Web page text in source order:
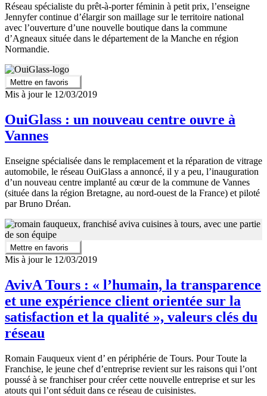
Réseau spécialiste du prêt-à-porter féminin à petit prix, l’enseigne
Jennyfer continue d’élargir son maillage sur le territoire national
avec l’ouverture d’une nouvelle boutique dans la commune
d’Agneaux située dans le département de la Manche en région
Normandie.
Mettre en favoris
Mis à jour le 12/03/2019
OuiGlass : un nouveau centre ouvre à
Vannes
Enseigne spécialisée dans le remplacement et la réparation de vitrage
automobile, le réseau OuiGlass a annoncé, il y a peu, l’inauguration
d’un nouveau centre implanté au cœur de la commune de Vannes
(située dans la région Bretagne, au nord-ouest de la France) et piloté
par Bruno Dréan.
Mettre en favoris
Mis à jour le 12/03/2019
AvivA Tours : « l’humain, la transparence
et une expérience client orientée sur la
satisfaction et la qualité », valeurs clés du
réseau
Romain Fauqueux vient d’ en périphérie de Tours. Pour Toute la
Franchise, le jeune chef d’entreprise revient sur les raisons qui l’ont
poussé à se franchiser pour créer cette nouvelle entreprise et sur les
atouts qui l’ont séduit dans ce réseau de cuisinistes.